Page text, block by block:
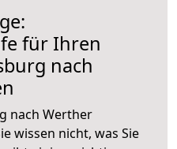
für Ihren
nach
nach Werther
wissen nicht, was Sie